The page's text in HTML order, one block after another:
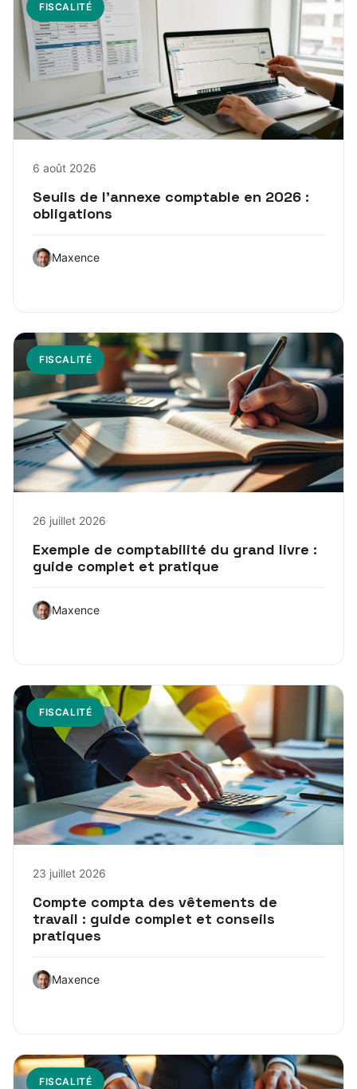
FISCALITÉ
6 août 2026
Seuils de l’annexe comptable en 2026 :
obligations
Maxence
FISCALITÉ
26 juillet 2026
Exemple de comptabilité du grand livre :
guide complet et pratique
Maxence
FISCALITÉ
23 juillet 2026
Compte compta des vêtements de
travail : guide complet et conseils
pratiques
Maxence
FISCALITÉ